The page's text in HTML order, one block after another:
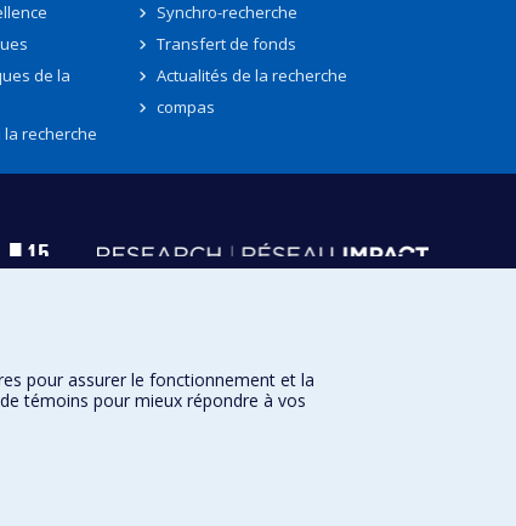
de la
recherche
Synchro-recherche
Transfert de fonds
Actualités de la recherche
compas
pour assurer le fonctionnement et la
témoins pour mieux répondre à vos